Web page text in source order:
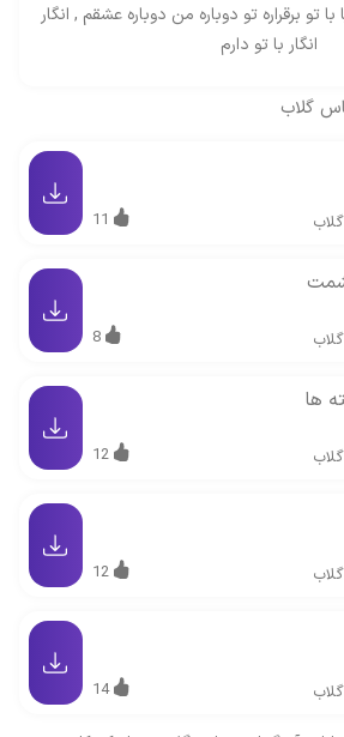
تو برقراره تو دوباره من دوباره عشقم , انگار
انگار با تو دارم
گلاب
11
8
ها
12
12
14